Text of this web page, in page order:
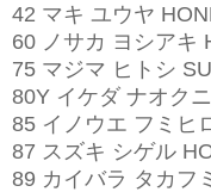
42 マキ ユウヤ
60 ノサカ ヨシアキ
75 マジマ ヒトシ
80Y イケダ ナオク
85 イノウエ フミヒ
87 スズキ シゲル
89 カイバラ タカフ